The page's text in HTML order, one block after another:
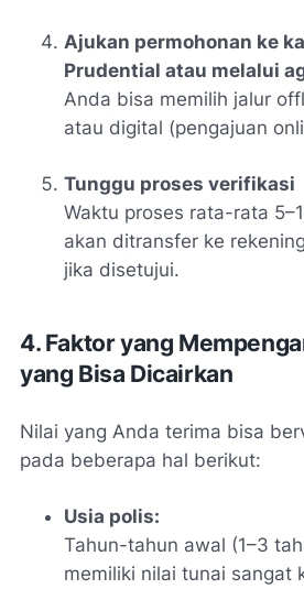
Ajukan permohonan ke
Prudential atau melalui
Anda bisa memilih jalur
atau digital (pengajuan
Tunggu proses verifikasi
Waktu proses rata-rata
akan ditransfer ke
jika disetujui.
4. Faktor yang
yang Bisa Dicairkan
Nilai yang Anda terima bisa
pada beberapa hal berikut:
Usia polis:
Tahun-tahun awal (1–3
memiliki nilai tunai sangat